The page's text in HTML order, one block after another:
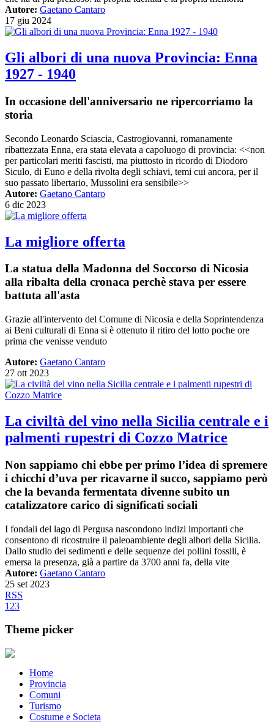
Autore: Gaetano Cantaro
17 giu 2024
Gli albori di una nuova Provincia: Enna
1927 - 1940
In occasione dell'anniversario ne ripercorriamo la
storia
Secondo Leonardo Sciascia, Castrogiovanni, romanamente
ribattezzata Enna, era stata elevata a capoluogo di provincia: <<non
per particolari meriti fascisti, ma piuttosto in ricordo di Diodoro
Siculo, di Euno e della rivolta degli schiavi, temi cui ancora, per il
suo passato libertario, Mussolini era sensibile>>
Autore: Gaetano Cantaro
6 dic 2023
La migliore offerta
La statua della Madonna del Soccorso di Nicosia
alla ribalta della cronaca perchè stava per essere
battuta all'asta
Grazie all'intervento del Comune di Nicosia e della Soprintendenza
ai Beni culturali di Enna si è ottenuto il ritiro del lotto poche ore
prima che venisse venduto
Autore: Gaetano Cantaro
27 ott 2023
La civiltà del vino nella Sicilia centrale e i
palmenti rupestri di Cozzo Matrice
Non sappiamo chi ebbe per primo l’idea di spremere
i chicchi d’uva per ricavarne il succo, sappiamo però
che la bevanda fermentata divenne subito un
catalizzatore carico di significati sociali
I fondali del lago di Pergusa nascondono indizi importanti che
consentono di ricostruire il paleoambiente degli albori della Sicilia.
Dallo studio dei sedimenti e delle sequenze dei pollini fossili, è
emersa la presenza, già a partire da 3700 anni fa, della vite
Autore: Gaetano Cantaro
25 set 2023
RSS
1 23
Theme picker
Home
Provincia
Comuni
Turismo
Costume e Societa